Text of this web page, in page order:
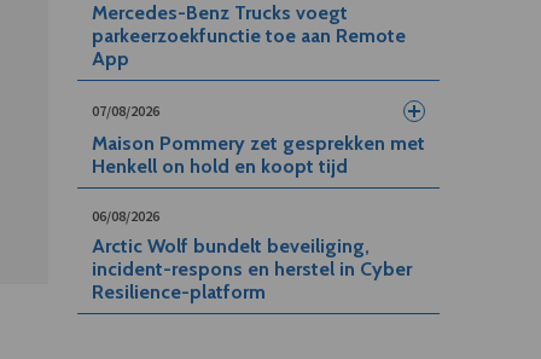
Mercedes-Benz Trucks voegt
parkeerzoekfunctie toe aan Remote
App
07/08/2026
Maison Pommery zet gesprekken met
Henkell on hold en koopt tijd
06/08/2026
Arctic Wolf bundelt beveiliging,
incident-respons en herstel in Cyber
Resilience-platform